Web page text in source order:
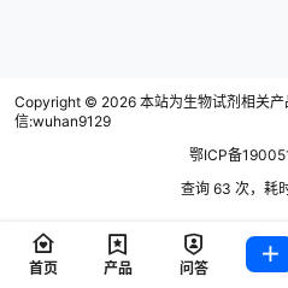
Copyright © 2026 本站为生物试剂相关
信:wuhan9129
鄂ICP备
查询 63 次，耗
首页 产品 问答